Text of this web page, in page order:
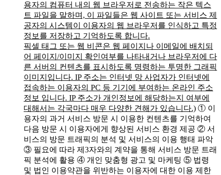
용자의 컴퓨터 내의 웹 브라우저로 전송하는 작은 텍스
트 파일을 말하며, 이 파일들은 웹 사이트 또는 서비스 제
공자의 시스템이 이용자의 웹 브라우저를 인식하고 특정
정보를 저장하고 기억하도록 합니다.
픽셀 태그 또는 웹 비콘은 웹 페이지나 이메일에 배치되
어 페이지/이미지 확인여부를 나타내거나 브라우저에 다
른 서버의 컨텐츠를 표시하도록 명령하는 투명한 그래픽
이미지입니다. IP 주소는 인터넷 망 사업자가 인터넷에
접속하는 이용자의 PC 등 기기에 부여하는 온라인 주소
정보 입니다. IP 주소가 개인정보에 해당하는지 여부에
대해서는 각국마다 매우 다양한 견해가 있습니다.) ① 이
용자의 과거 서비스 방문 시 이용한 컨텐츠를 기억하여
다음 방문 시 이용자에게 향상된 서비스 환경 제공 ② 서
비스의 방문 트래픽의 분석 및 서비스의 이용 행태 파악
③ 필요에 따라 제3자와의 계약을 통해 서비스 방문 트래
픽 분석에 활용 ④ 개인 맞춤형 광고 및 마케팅 ⑤ 법령
및 법인 이용약관을 위반하는 이용자에 대한 이용 제한